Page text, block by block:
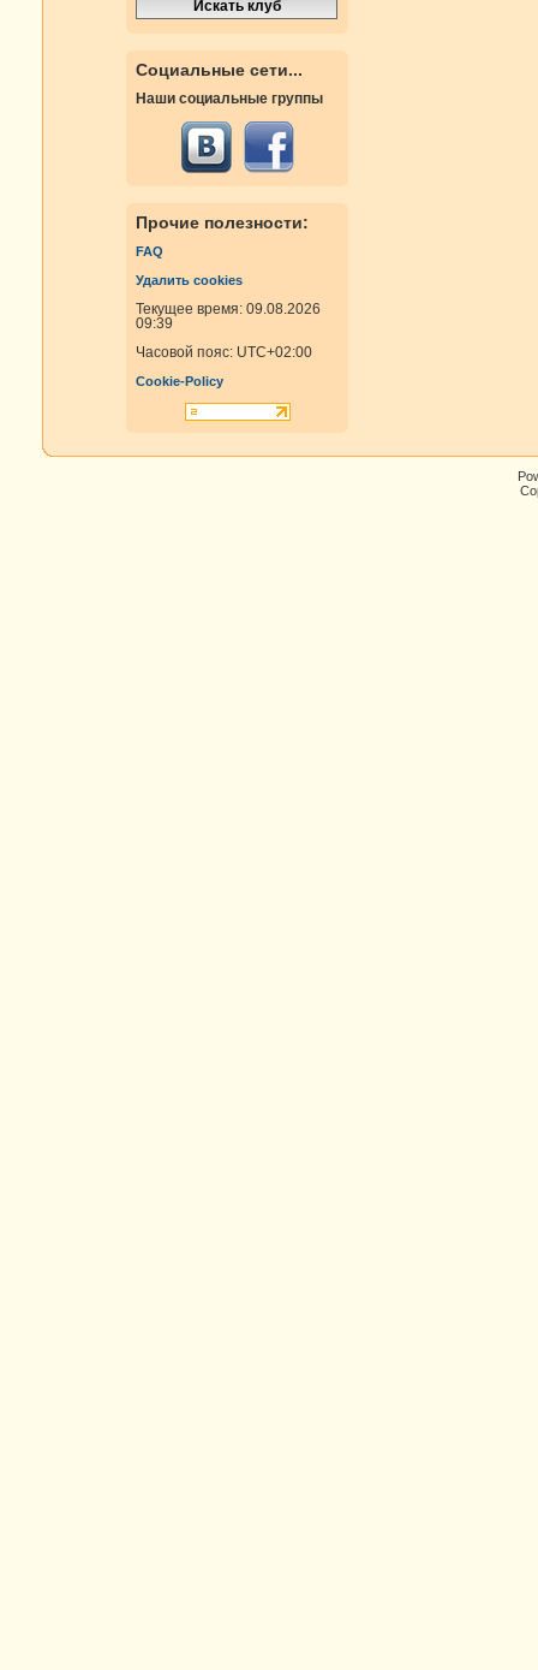
Социальные сети...
Наши социальные группы
Прочие полезности:
FAQ
Удалить cookies
Текущее время: 09.08.2026
09:39
Часовой пояс: UTC+02:00
Cookie-Policy